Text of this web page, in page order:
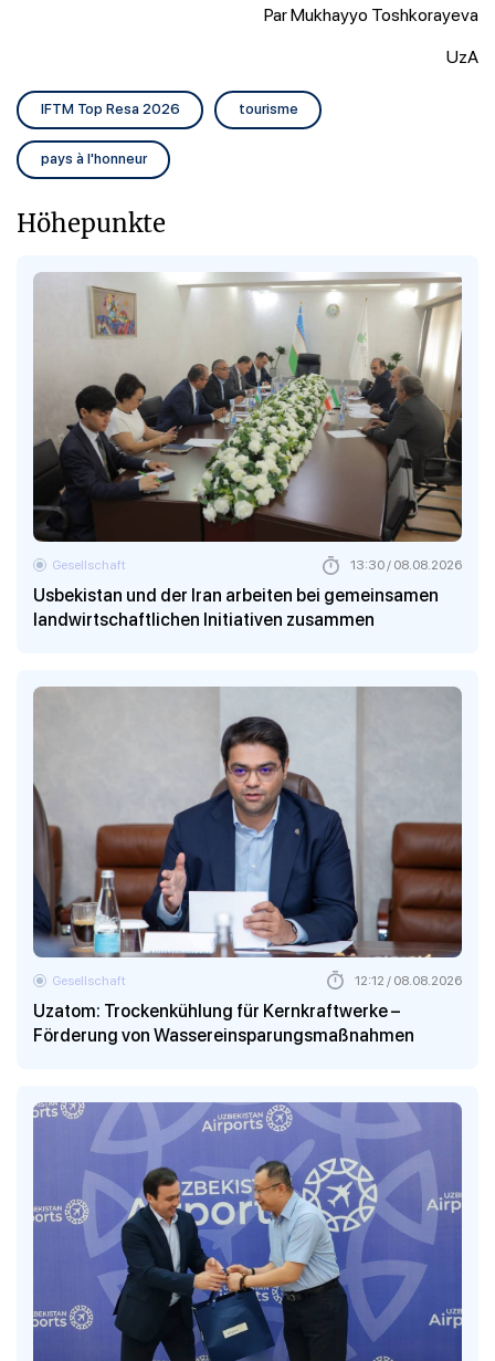
Par Mukhayyo Toshkorayeva
UzA
IFTM Top Resa 2026 tourisme
pays à l'honneur
Höhepunkte
Usbekistan und der Iran arbeiten bei gemeinsamen
landwirtschaftlichen Initiativen zusammen
Gesellschaft 13:30 / 08.08.2026
Uzatom: Trockenkühlung für Kernkraftwerke –
Förderung von Wassereinsparungsmaßnahmen
Gesellschaft 12:12 / 08.08.2026